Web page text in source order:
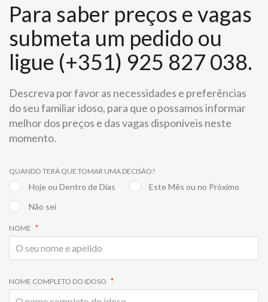
Para saber preços e vagas
submeta um pedido ou
ligue (+351) 925 827 038.
Descreva por favor as necessidades e preferências
do seu familiar idoso, para que o possamos informar
melhor dos preços e das vagas disponíveis neste
momento.
QUANDO TERÁ QUE TOMAR UMA DECISÃO?
Hoje ou Dentro de Dias
Este Mês ou no Próximo
Não sei
NOME
NOME COMPLETO DO IDOSO